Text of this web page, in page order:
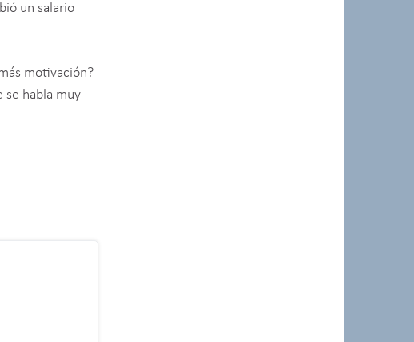
un salario
motivación?
se habla muy